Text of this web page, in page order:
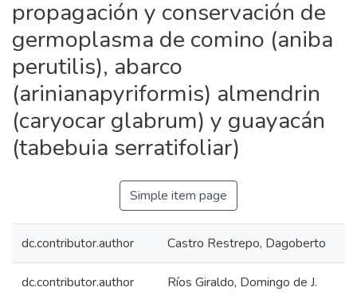
propagación y conservación de
germoplasma de comino (aniba
perutilis), abarco
(arinianapyriformis) almendrin
(caryocar glabrum) y guayacán
(tabebuia serratifoliar)
Simple item page
dc.contributor.author Castro Restrepo, Dagoberto
dc.contributor.author Ríos Giraldo, Domingo de J.